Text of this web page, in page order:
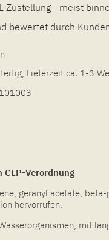
Zustellung - meist
bewertet durch
Lieferzeit ca. 1-3
CLP-Verordnung
geranyl acetate,
hervorrufen.
mit